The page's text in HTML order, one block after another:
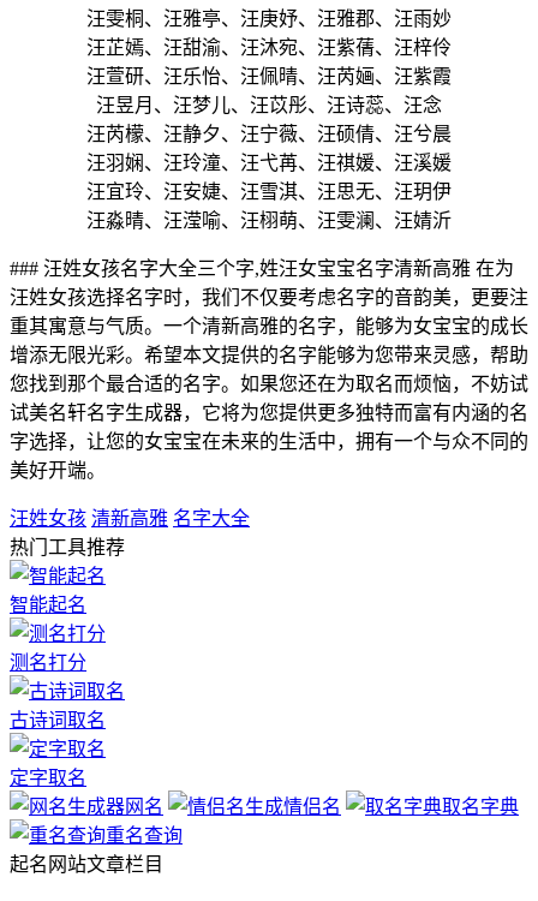
汪雯桐、汪雅亭、汪庚妤、汪雅郡、汪雨妙
汪芷嫣、汪甜渝、汪沐宛、汪紫蒨、汪梓伶
汪萱研、汪乐怡、汪佩晴、汪芮婳、汪紫霞
汪昱月、汪梦儿、汪苡彤、汪诗蕊、汪念
汪芮檬、汪静夕、汪宁薇、汪硕倩、汪兮晨
汪羽娴、汪玲潼、汪弋苒、汪祺媛、汪溪媛
汪宜玲、汪安婕、汪雪淇、汪思无、汪玥伊
汪淼晴、汪滢喻、汪栩萌、汪雯澜、汪婧沂
### 汪姓女孩名字大全三个字,姓汪女宝宝名字清新高雅 在为
汪姓女孩选择名字时，我们不仅要考虑名字的音韵美，更要注
重其寓意与气质。一个清新高雅的名字，能够为女宝宝的成长
增添无限光彩。希望本文提供的名字能够为您带来灵感，帮助
您找到那个最合适的名字。如果您还在为取名而烦恼，不妨试
试美名轩名字生成器，它将为您提供更多独特而富有内涵的名
字选择，让您的女宝宝在未来的生活中，拥有一个与众不同的
美好开端。
汪姓女孩 清新高雅 名字大全
热门工具推荐
智能起名
测名打分
古诗词取名
定字取名
网名
情侣名
取名字典
重名查询
起名网站文章栏目